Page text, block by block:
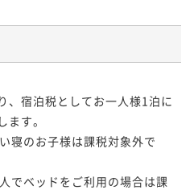
、宿泊税としてお一人様1泊に
す。
寝のお子様は課税対象外で
でベッドをご利用の場合は課